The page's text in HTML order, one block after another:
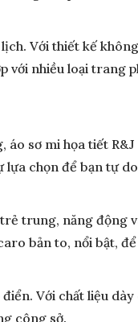
Với thiết kế
với nhiều loại
sơ mi họa tiết
lựa chọn để bạn tự
trung, năng động
bản to, nổi bật,
Với chất liệu
công sở.